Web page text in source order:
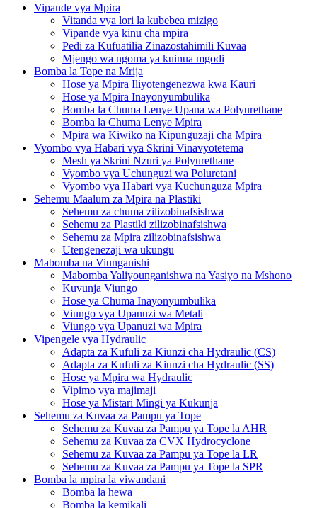
Vipande vya Mpira
Vitanda vya lori la kubebea mizigo
Vipande vya kinu cha mpira
Pedi za Kufuatilia Zinazostahimili Kuvaa
Mjengo wa ngoma ya kuinua mgodi
Bomba la Tope na Mrija
Hose ya Mpira Iliyotengenezwa kwa Kauri
Hose ya Mpira Inayonyumbulika
Bomba la Chuma Lenye Upana wa Polyurethane
Bomba la Chuma Lenye Mpira
Mpira wa Kiwiko na Kipunguzaji cha Mpira
Vyombo vya Habari vya Skrini Vinavyotetema
Mesh ya Skrini Nzuri ya Polyurethane
Vyombo vya Uchunguzi wa Poluretani
Vyombo vya Habari vya Kuchunguza Mpira
Sehemu Maalum za Mpira na Plastiki
Sehemu za chuma zilizobinafsishwa
Sehemu za Plastiki zilizobinafsishwa
Sehemu za Mpira zilizobinafsishwa
Utengenezaji wa ukungu
Mabomba na Viunganishi
Mabomba Yaliyounganishwa na Yasiyo na Mshono
Kuvunja Viungo
Hose ya Chuma Inayonyumbulika
Viungo vya Upanuzi wa Metali
Viungo vya Upanuzi wa Mpira
Vipengele vya Hydraulic
Adapta za Kufuli za Kiunzi cha Hydraulic (CS)
Adapta za Kufuli za Kiunzi cha Hydraulic (SS)
Hose ya Mpira wa Hydraulic
Vipimo vya majimaji
Hose ya Mistari Mingi ya Kukunja
Sehemu za Kuvaa za Pampu ya Tope
Sehemu za Kuvaa za Pampu ya Tope la AHR
Sehemu za Kuvaa za CVX Hydrocyclone
Sehemu za Kuvaa za Pampu ya Tope la LR
Sehemu za Kuvaa za Pampu ya Tope la SPR
Bomba la mpira la viwandani
Bomba la hewa
Bomba la kemikali